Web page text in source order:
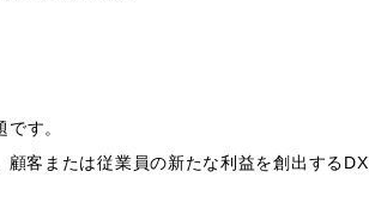
す。
客または従業員の新たな利益を創出するDX